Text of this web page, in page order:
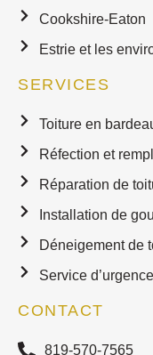
Cookshire-Eaton
Estrie et les
SERVICES
Toiture en
Réfection et
Réparation de
Installation de
Déneigement de
Service
CONTACT
819-570-7565